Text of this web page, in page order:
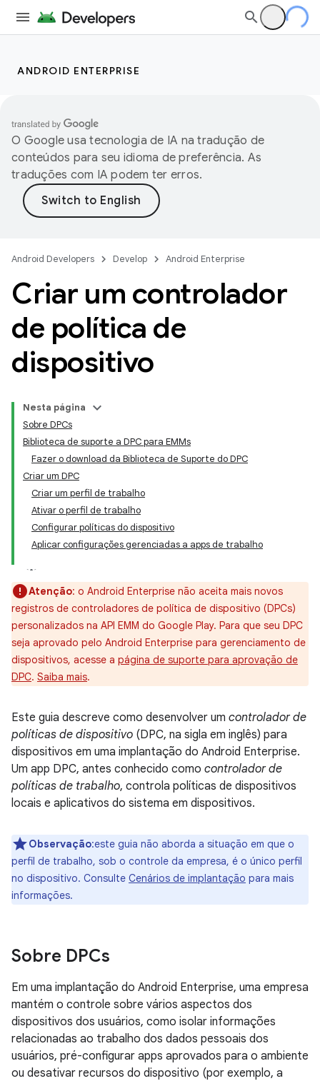
ANDROID ENTERPRISE
O Google usa tecnologia de IA na tradução de
conteúdos para seu idioma de preferência. As
traduções com IA podem ter erros.
Android Developers Develop Android Enterprise
Criar um controlador
de política de
dispositivo
Nesta página
Sobre DPCs
Biblioteca de suporte a DPC para EMMs
Fazer o download da Biblioteca de Suporte do DPC
Criar um DPC
Criar um perfil de trabalho
Ativar o perfil de trabalho
Configurar políticas do dispositivo
Aplicar configurações gerenciadas a apps de trabalho
Atenção: o Android Enterprise não aceita mais novos
registros de controladores de política de dispositivo (DPCs)
personalizados na API EMM do Google Play. Para que seu DPC
seja aprovado pelo Android Enterprise para gerenciamento de
dispositivos, acesse a página de suporte para aprovação de
DPC. Saiba mais.
Este guia descreve como desenvolver um controlador de
políticas de dispositivo (DPC, na sigla em inglês) para
dispositivos em uma implantação do Android Enterprise.
Um app DPC, antes conhecido como controlador de
políticas de trabalho, controla políticas de dispositivos
locais e aplicativos do sistema em dispositivos.
Observação:este guia não aborda a situação em que o
perfil de trabalho, sob o controle da empresa, é o único perfil
no dispositivo. Consulte Cenários de implantação para mais
informações.
Sobre DPCs
Em uma implantação do Android Enterprise, uma empresa
mantém o controle sobre vários aspectos dos
dispositivos dos usuários, como isolar informações
relacionadas ao trabalho dos dados pessoais dos
usuários, pré-configurar apps aprovados para o ambiente
ou desativar recursos do dispositivo (por exemplo, a